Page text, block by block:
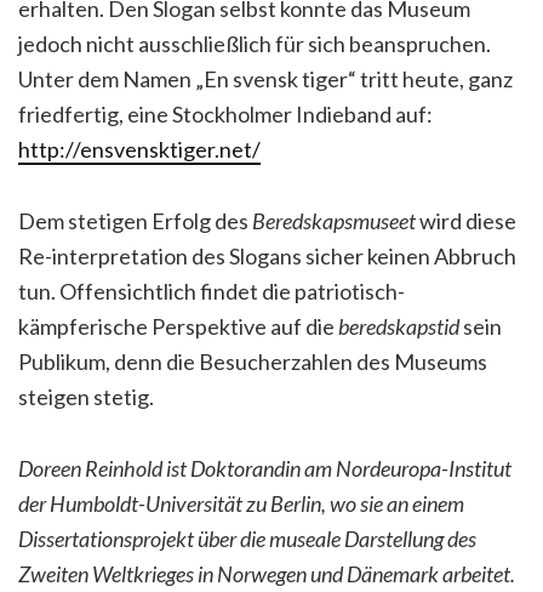
erhalten. Den Slogan selbst konnte das Museum
jedoch nicht ausschließlich für sich beanspruchen.
Unter dem Namen „En svensk tiger“ tritt heute, ganz
friedfertig, eine Stockholmer Indieband auf:
http://ensvensktiger.net/
Dem stetigen Erfolg des Beredskapsmuseetwird diese
Re-interpretation des Slogans sicher keinen Abbruch
tun. Offensichtlich findet die patriotisch-
kämpferische Perspektive auf die beredskapstidsein
Publikum, denn die Besucherzahlen des Museums
steigen stetig.
Doreen Reinhold ist Doktorandin am Nordeuropa-Institut
der Humboldt-Universität zu Berlin, wo sie an einem
Dissertationsprojekt über die museale Darstellung des
Zweiten Weltkrieges in Norwegen und Dänemark arbeitet.